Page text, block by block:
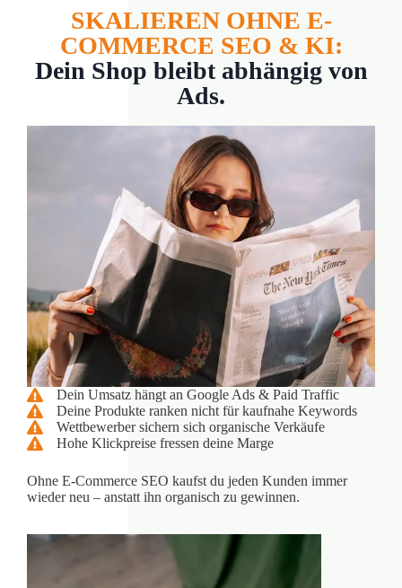
SKALIEREN OHNE E-
COMMERCE SEO & KI:
Dein Shop bleibt abhängig von
Ads.
Dein Umsatz hängt an Google Ads & Paid Traffic
Deine Produkte ranken nicht für kaufnahe Keywords
Wettbewerber sichern sich organische Verkäufe
Hohe Klickpreise fressen deine Marge
Ohne E-Commerce SEO kaufst du jeden Kunden immer
wieder neu – anstatt ihn organisch zu gewinnen.